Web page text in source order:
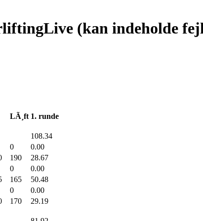
(kan indeholde
LÃ¸ft 1. runde
108.34
0
0.00
190
28.67
0
0.00
165
50.48
0
0.00
170 29.19